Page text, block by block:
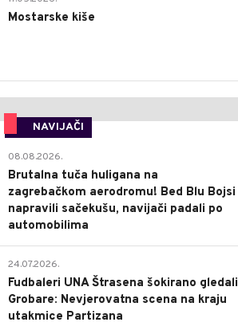
Mostarske kiše
NAVIJAČI
08.08.2026.
Brutalna tuča huligana na
zagrebačkom aerodromu! Bed Blu Bojsi
napravili sačekušu, navijači padali po
automobilima
24.07.2026.
Fudbaleri UNA Štrasena šokirano gledali
Grobare: Nevjerovatna scena na kraju
utakmice Partizana